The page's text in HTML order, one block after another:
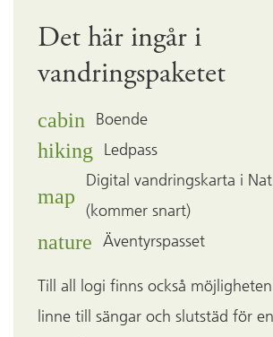
Det här ingår i
vandringspaketet
cabin Boende
hiking Ledpass
map
Digital vandringskarta i
(kommer snart)
nature Äventyrspasset
Till all logi finns också
linne till sängar och slutstäd för